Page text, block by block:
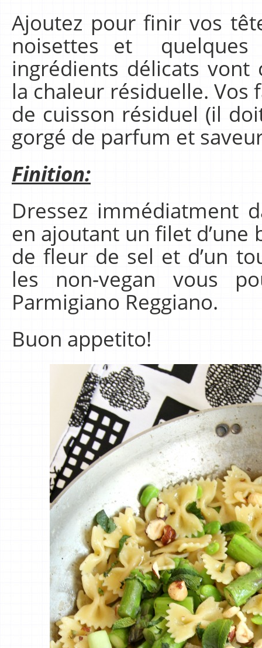
Ajoutez pour finir vos
noisettes et
ingrédients délicats
la chaleur résiduelle. Vos
de cuisson résiduel (il
gorgé de parfum et
Finition:
Dressez immédiatment
en ajoutant un filet d’une
de fleur de sel et d’un
les non-vegan vous
Parmigiano Reggiano.
Buon appetito!